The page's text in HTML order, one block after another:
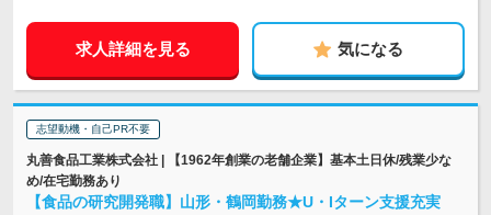
求人詳細を見る 気になる
志望動機・自己PR不要
丸善食品工業株式会社 | 【1962年創業の老舗企業】基本土日休/残業少な
め/在宅勤務あり
【食品の研究開発職】山形・鶴岡勤務★U・Iターン支援充実